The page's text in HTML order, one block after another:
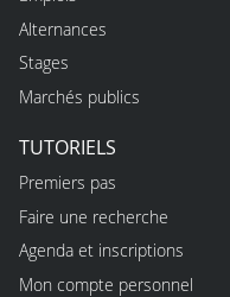
Alternances
Stages
Marchés publics
TUTORIELS
Premiers pas
Faire une recherche
Agenda et inscriptions
Mon compte personnel